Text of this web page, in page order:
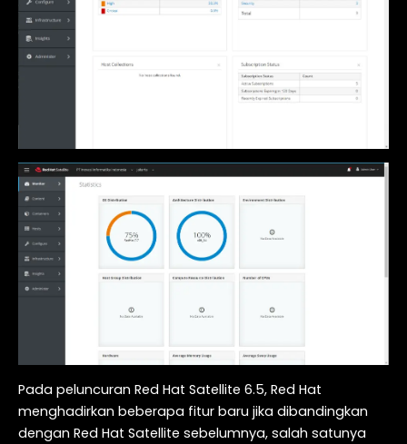
Pada peluncuran Red Hat Satellite 6.5, Red Hat
menghadirkan beberapa fitur baru jika dibandingkan
dengan Red Hat Satellite sebelumnya, salah satunya